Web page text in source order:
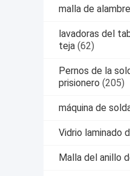
malla de
lavadoras del
teja (62)
Pernos de la
prisionero (205)
máquina de
Vidrio laminado
Malla del anillo